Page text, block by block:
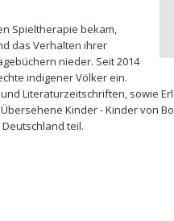
Spieltherapie bekam,
das Verhalten ihrer
nieder. Seit 2014
indigener Völker ein.
Literaturzeitschriften, sowie
Kinder - Kinder von
teil.